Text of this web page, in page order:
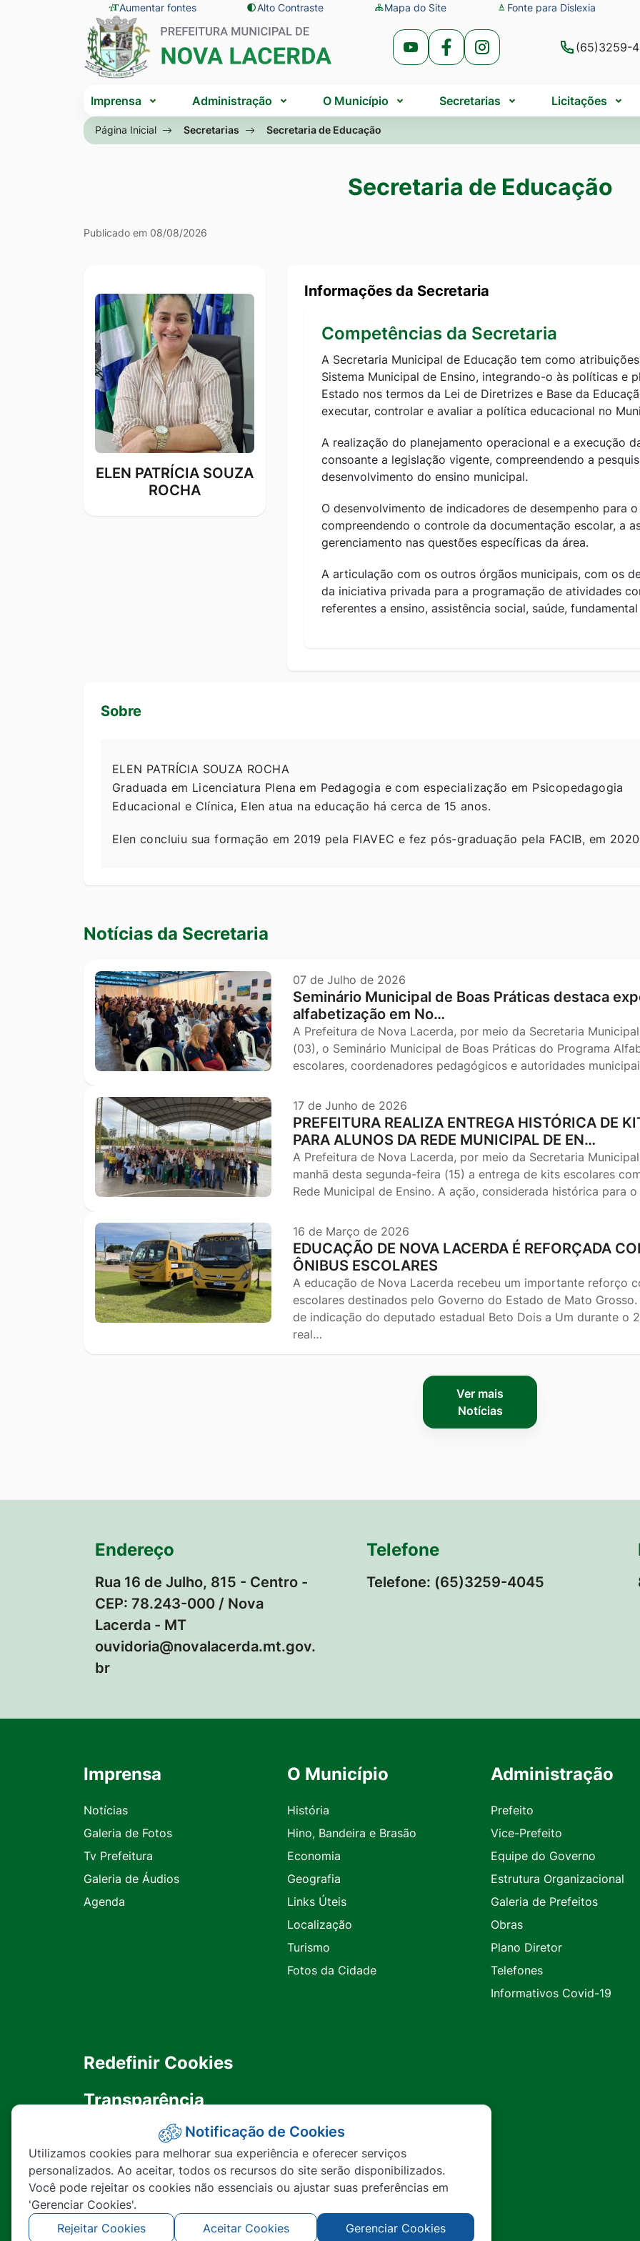
Seção
de
atalhos
e
links
de
acessibilidade
para
o
conteúdo
[alt+1]
Ir
para
Ir
[alt+3]
para
rodapé
[alt+4]
Aumentar fontes Alto Contraste Mapa do Site Fonte para Dislexia
Seção
do
menu
Acessar
Rede
Social
Youtube
Acessar
Rede
Social
Facebook
Acessar
Rede
Social
Instagram
(65)3259-
menu
Imprensa Administração O Município Secretarias Licitações
Página Inicial Secretarias Secretaria de Educação
Secretaria de Educação
Seção
Educação
Publicado em 08/08/2026
ELEN PATRÍCIA SOUZA
ROCHA
Informações da Secretaria
Competências da Secretaria
A Secretaria Municipal de Educação tem como
Sistema Municipal de Ensino, integrando-o às políticas e
Estado nos termos da Lei de Diretrizes e Base da
executar, controlar e avaliar a política educacional no
A realização do planejamento operacional e a execução
consoante a legislação vigente, compreendendo a
desenvolvimento do ensino municipal.
O desenvolvimento de indicadores de desempenho para
compreendendo o controle da documentação escolar, a
gerenciamento nas questões específicas da área.
A articulação com os outros órgãos municipais, com os
da iniciativa privada para a programação de atividades
referentes a ensino, assistência social, saúde,
Sobre
ELEN PATRÍCIA SOUZA ROCHA
Graduada em Licenciatura Plena em Pedagogia e com especialização em Psicopedagogia
Educacional e Clínica, Elen atua na educação há cerca de 15 anos.
Elen concluiu sua formação em 2019 pela FIAVEC e fez pós-graduação pela FACIB, em
Notícias da Secretaria
07 de Julho de 2026
Seminário Municipal de Boas Práticas destaca
alfabetização em No…
A Prefeitura de Nova Lacerda, por meio da Secretaria
(03), o Seminário Municipal de Boas Práticas do Programa
escolares, coordenadores pedagógicos e autoridades
17 de Junho de 2026
PREFEITURA REALIZA ENTREGA HISTÓRICA DE
PARA ALUNOS DA REDE MUNICIPAL DE EN…
A Prefeitura de Nova Lacerda, por meio da Secretaria
manhã desta segunda-feira (15) a entrega de kits escolares
Rede Municipal de Ensino. A ação, considerada histórica para
16 de Março de 2026
EDUCAÇÃO DE NOVA LACERDA É REFORÇADA
ÔNIBUS ESCOLARES
A educação de Nova Lacerda recebeu um importante reforço
escolares destinados pelo Governo do Estado de Mato
de indicação do deputado estadual Beto Dois a Um durante o
real…
Ver mais
Notícias
Endereço
Rua 16 de Julho, 815 - Centro -
CEP: 78.243-000 / Nova
Lacerda - MT
ouvidoria@novalacerda.mt.gov.
br
Telefone
Telefone: (65)3259-4045
Seção do Rodapé e Contato
Imprensa
Notícias
Galeria de Fotos
Tv Prefeitura
Galeria de Áudios
Agenda
O Município
História
Hino, Bandeira e Brasão
Economia
Geografia
Links Úteis
Localização
Turismo
Fotos da Cidade
Administração
Prefeito
Vice-Prefeito
Equipe do Governo
Estrutura Organizacional
Galeria de Prefeitos
Obras
Plano Diretor
Telefones
Informativos Covid-19
Redefinir Cookies
Transparência
Ouvidoria
SIC
Notificação de Cookies
Utilizamos cookies para melhorar sua experiência e oferecer serviços
personalizados. Ao aceitar, todos os recursos do site serão disponibilizados.
Você pode rejeitar os cookies não essenciais ou ajustar suas preferências em
'Gerenciar Cookies'.
Rejeitar Cookies
Aceitar Cookies Gerenciar Cookies